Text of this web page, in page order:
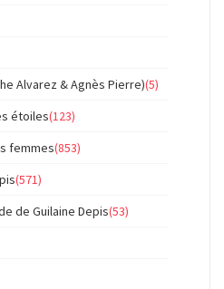
Alvarez & Agnès Pierre)(5)
étoiles(123)
femmes(853)
(571)
de Guilaine Depis(53)